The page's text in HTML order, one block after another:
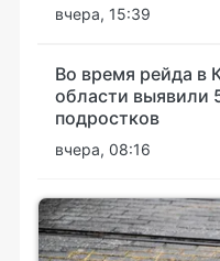
вчера, 15:39
Во время рейда в
области выявили
подростков
вчера, 08:16